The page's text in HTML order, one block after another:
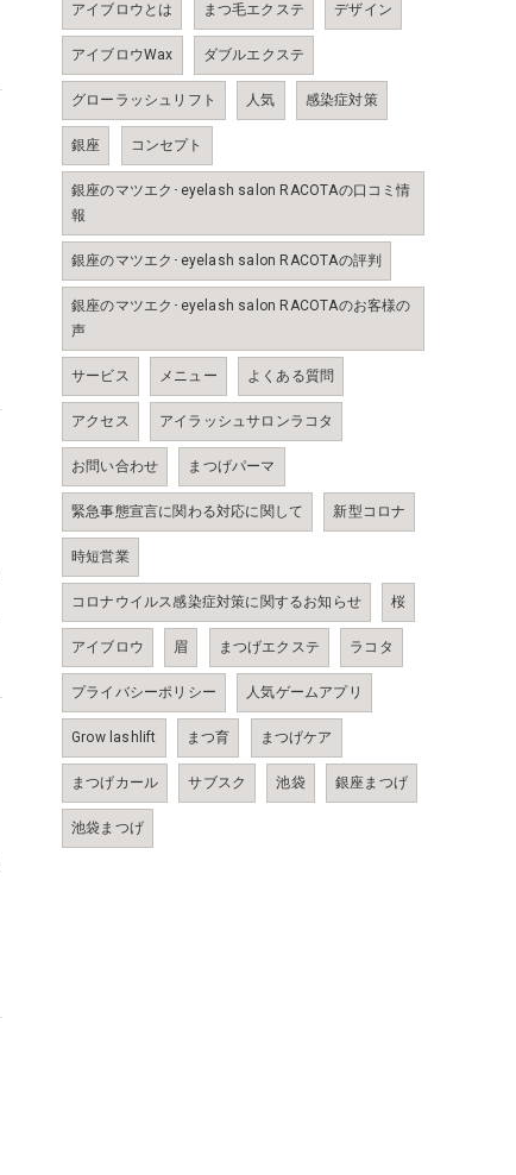
アイブロウとは まつ毛エクステ デザイン
アイブロウWax ダブルエクステ
グローラッシュリフト 人気 感染症対策
銀座 コンセプト
銀座のマツエク･eyelash salon RACOTAの口コミ情
報
銀座のマツエク･eyelash salon RACOTAの評判
銀座のマツエク･eyelash salon RACOTAのお客様の
声
サービス メニュー よくある質問
アクセス アイラッシュサロンラコタ
お問い合わせ まつげパーマ
緊急事態宣言に関わる対応に関して 新型コロナ
時短営業
コロナウイルス感染症対策に関するお知らせ 桜
アイブロウ 眉 まつげエクステ ラコタ
プライバシーポリシー 人気ゲームアプリ
Grow lashlift まつ育 まつげケア
まつげカール サブスク 池袋 銀座まつげ
池袋まつげ